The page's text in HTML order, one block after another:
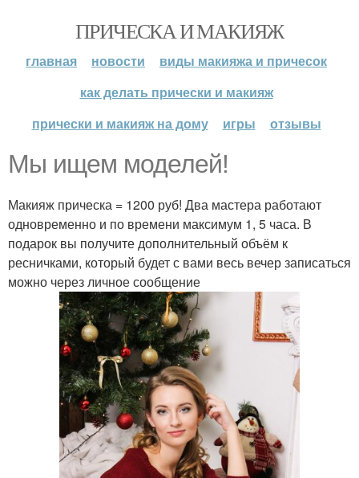
ПРИЧЕСКА И МАКИЯЖ
главная новости
виды макияжа и причесок
как делать прически и макияж
прически и макияж на дому
игры отзывы
Мы ищем моделей!
Макияж прическа = 1200 руб! Два мастера работают
одновременно и по времени максимум 1, 5 часа. В
подарок вы получите дополнительный объём к
ресничками, который будет с вами весь вечер записаться
можно через личное сообщение